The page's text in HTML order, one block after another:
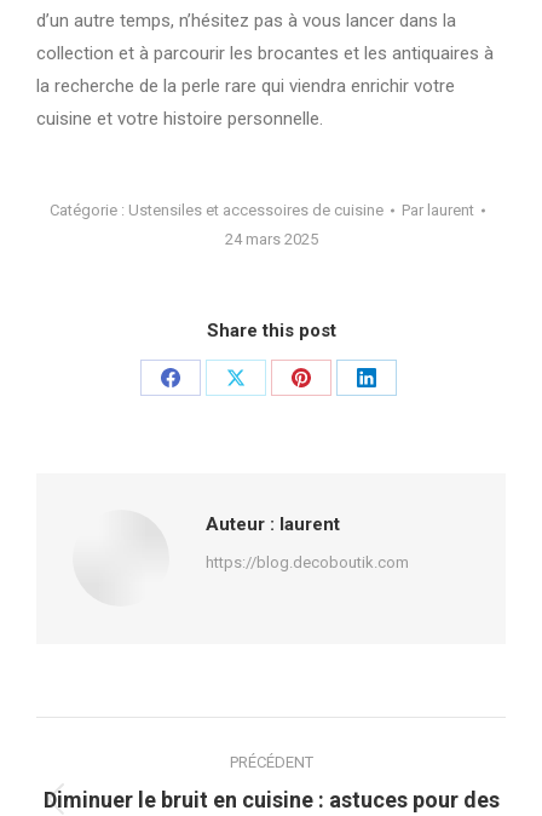
d’un autre temps, n’hésitez pas à vous lancer dans la
collection et à parcourir les brocantes et les antiquaires à
la recherche de la perle rare qui viendra enrichir votre
cuisine et votre histoire personnelle.
Catégorie : Ustensiles et accessoires de cuisine Par laurent
24 mars 2025
Share this post
PartagerPartagerPartagerPartager
Auteur : laurent
https://blog.decoboutik.com
article
PRÉCÉDENT
Diminuer le bruit en cuisine : astuces pour des